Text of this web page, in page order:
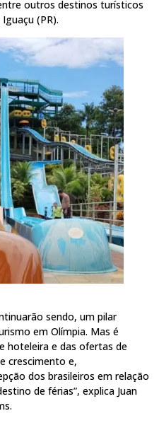
outros destinos turísticos
(PR).
sendo, um pilar
em Olímpia. Mas é
hoteleira e das ofertas de
crescimento e,
dos brasileiros em relação
de férias”, explica Juan